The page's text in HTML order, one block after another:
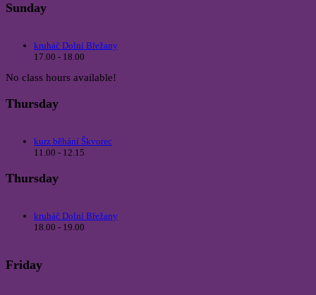
Sunday
kruháč Dolní Břežany
17.00 - 18.00
No class hours available!
Thursday
kurz běhání Škvorec
11.00 - 12.15
Thursday
kruháč Dolní Břežany
18.00 - 19.00
Friday